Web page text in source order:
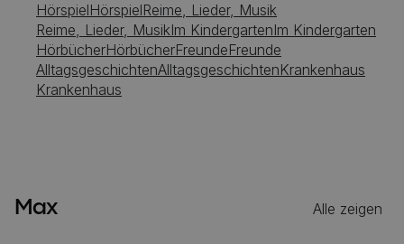
HörspielHörspielReime, Lieder, Musik
Reime, Lieder, MusikIm KindergartenIm Kindergarten
HörbücherHörbücherFreundeFreunde
AlltagsgeschichtenAlltagsgeschichtenKrankenhaus
Krankenhaus
Max Alle zeigen